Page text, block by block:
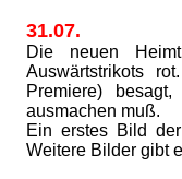
31.07.
Die neuen
Auswärtstrikots
Premiere)
ausmachen muß.
Ein erstes Bild
Weitere Bilder gibt